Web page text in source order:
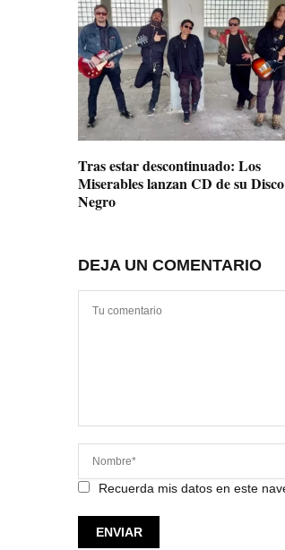
Tras estar descontinuado: Los
Miserables lanzan CD de su Disco
Negro
DEJA UN COMENTARIO
Recuerda mis datos en este